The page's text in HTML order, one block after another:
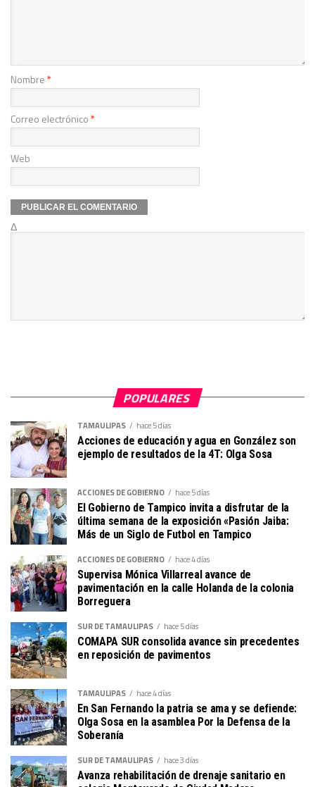
Nombre*
Correo electrónico*
Web
Δ
POPULARES
TAMAULIPAS hace 5 días
Acciones de educación y agua en González son
ejemplo de resultados de la 4T: Olga Sosa
ACCIONES DE GOBIERNO hace 5 días
El Gobierno de Tampico invita a disfrutar de la
última semana de la exposición «Pasión Jaiba:
Más de un Siglo de Futbol en Tampico
ACCIONES DE GOBIERNO hace 4 días
Supervisa Mónica Villarreal avance de
pavimentación en la calle Holanda de la colonia
Borreguera
SUR DE TAMAULIPAS hace 5 días
COMAPA SUR consolida avance sin precedentes
en reposición de pavimentos
TAMAULIPAS hace 4 días
En San Fernando la patria se ama y se defiende:
Olga Sosa en la asamblea Por la Defensa de la
Soberanía
SUR DE TAMAULIPAS hace 3 días
Avanza rehabilitación de drenaje sanitario en